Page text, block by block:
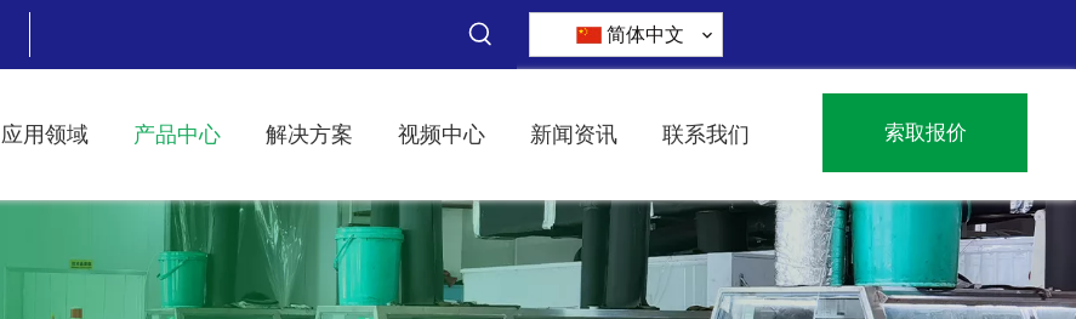
简体中文
应用领域 产品中心 解决方案 视频中心 新闻资讯 联系我们 索取报价